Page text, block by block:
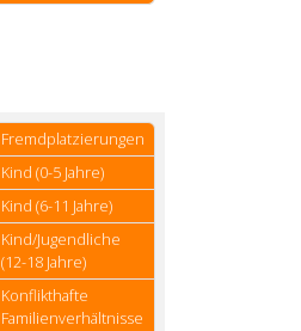
Fremdplatzierungen
Kind (0-5 Jahre)
Kind (6-11 Jahre)
Kind/Jugendliche
(12-18 Jahre)
Konflikthafte
Familienverhältnisse